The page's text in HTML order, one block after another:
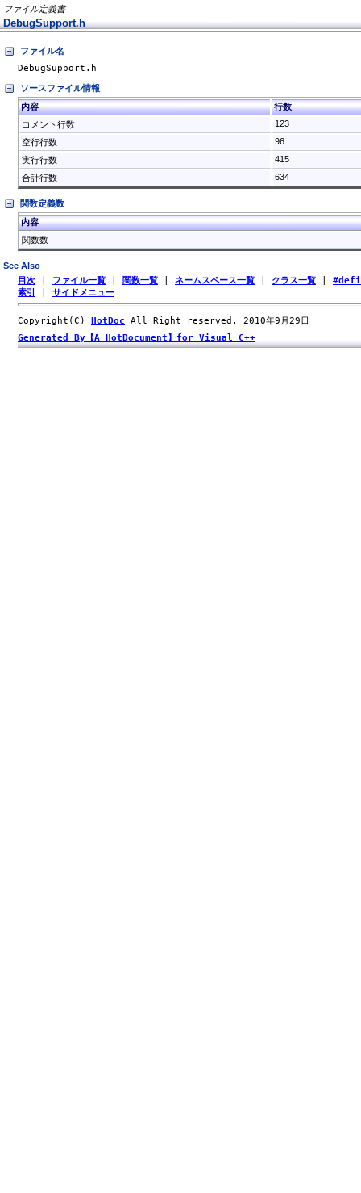
ファイル定義書
DebugSupport.h
ファイル名
DebugSupport.h
ソースファイル情報
内容
行数
コメント行数
123
空行行数
96
実行行数
415
合計行数
634
関数定義数
内容
関数数
See Also
目次 ファイル一覧 関数一覧 ネームスペース一覧 クラス一覧
索引
サイドメニュー
Copyright(C) HotDoc All Right reserved. 2010年9月29日
Generated By【A HotDocument】for Visual C++